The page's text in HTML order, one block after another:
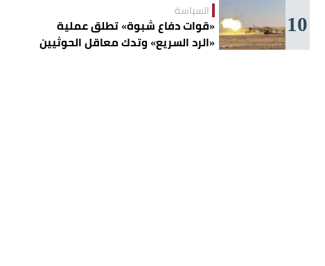
10 السياسة
«قوات دفاع شبوة» تطلق عملية
«الرد السريع» وتدك معاقل الحوثيين